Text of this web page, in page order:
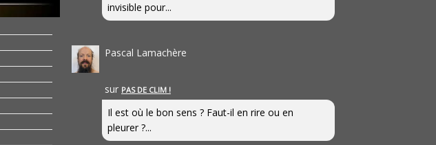
invisible pour...
Pascal Lamachère
sur PAS DE CLIM !
Il est où le bon sens ? Faut-il en rire ou en
pleurer ?...